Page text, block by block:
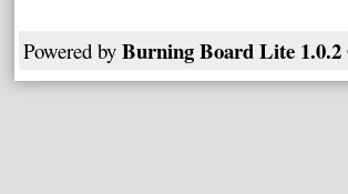
Powered by Burning Board Lite 1.0.2